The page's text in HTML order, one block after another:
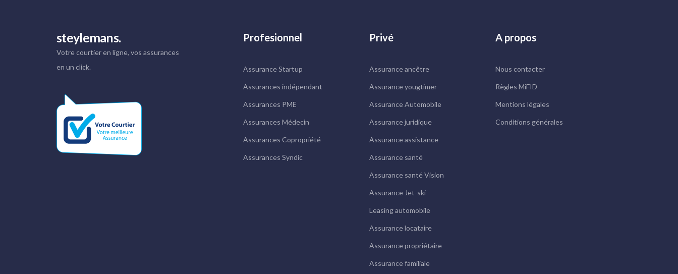
steylemans.
Votre courtier en ligne, vos assurances
en un click.
Profesionnel
Assurance Startup
Assurances indépendant
Assurances PME
Assurances Médecin
Assurances Copropriété
Assurances Syndic
Privé
Assurance ancêtre
Assurance yougtimer
Assurance Automobile
Assurance juridique
Assurance assistance
Assurance santé
Assurance santé Vision
Assurance Jet-ski
Leasing automobile
Assurance locataire
Assurance propriétaire
Assurance familiale
A propos
Nous contacter
Règles MiFID
Mentions légales
Conditions générales